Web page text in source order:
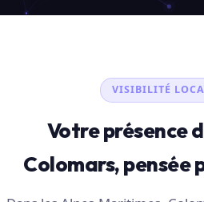
VISIBILITÉ
Votre présence
Colomars, pensée